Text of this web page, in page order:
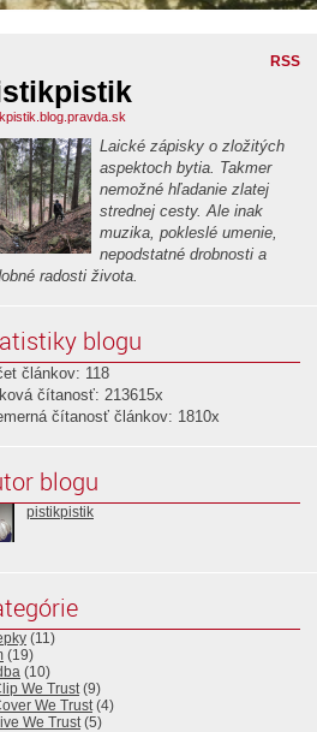
RSS
Laické zápisky o zložitých
aspektoch bytia. Takmer
nemožné hľadanie zlatej
strednej cesty. Ale inak
muzika, pokleslé umenie,
nepodstatné drobnosti a
radosti života.
blogu
článkov: 118
čítanosť: 213615x
čítanosť článkov: 1810x
blogu
pistikpistik
(11)
(19)
(10)
We Trust(9)
We Trust(4)
We Trust(5)